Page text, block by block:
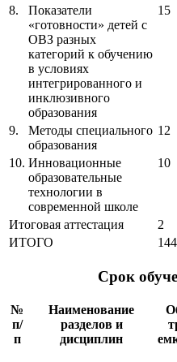
8.
Показатели
«готовности» детей с
ОВЗ разных
категорий к обучению
в условиях
интегрированного и
инклюзивного
образования
15
9.
Методы специального
образования
12
10. Инновационные
образовательные
технологии в
современной школе
10
Итоговая аттестация
2
ИТОГО
144
Срок
№
п/
п
Наименование
разделов и
дисциплин